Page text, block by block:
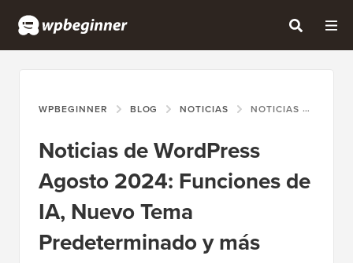
WPBEGINNER BLOG NOTICIAS NOTICIAS DE WORDPRESS AGOSTO 2024: FUNCIONES DE IA, NUEVO TEMA PREDETERMINADO Y MÁS
Noticias de WordPress
Agosto 2024: Funciones de
IA, Nuevo Tema
Predeterminado y más